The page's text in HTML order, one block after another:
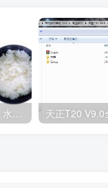
水洗石、洗米石、水刷石、水磨石、胶粘石傻傻分不清楚